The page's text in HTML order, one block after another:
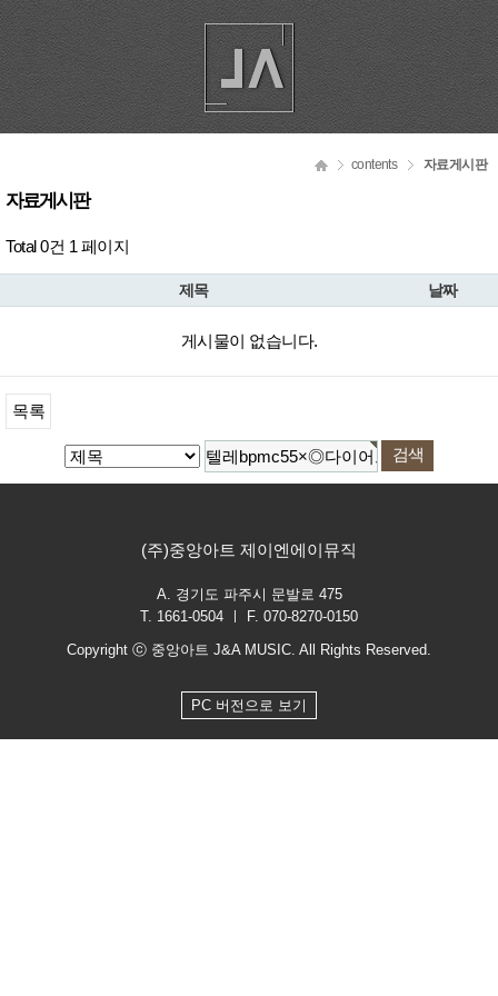
contents 자료게시판
자료게시판
Total 0건 1 페이지
제목 날짜
게시물이 없습니다.
목록
(주)중앙아트 제이엔에이뮤직
A. 경기도 파주시 문발로 475
T. 1661-0504 ㅣ F. 070-8270-0150
Copyright ⓒ 중앙아트 J&A MUSIC. All Rights Reserved.
PC 버전으로 보기